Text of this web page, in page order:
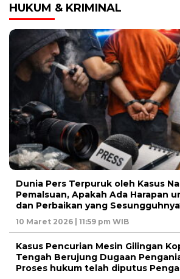
HUKUM & KRIMINAL
Dunia Pers Terpuruk oleh Kasus
Pemalsuan, Apakah Ada Harapan
dan Perbaikan yang
10 Maret 2026 | 11:59 pm WIB
Kasus Pencurian Mesin Gilingan
Tengah Berujung Dugaan
Proses hukum telah diputus